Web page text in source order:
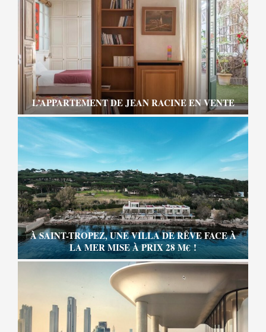
L’APPARTEMENT DE JEAN RACINE EN VENTE
À SAINT-TROPEZ, UNE VILLA DE RÊVE FACE À
LA MER MISE À PRIX 28 M€ !